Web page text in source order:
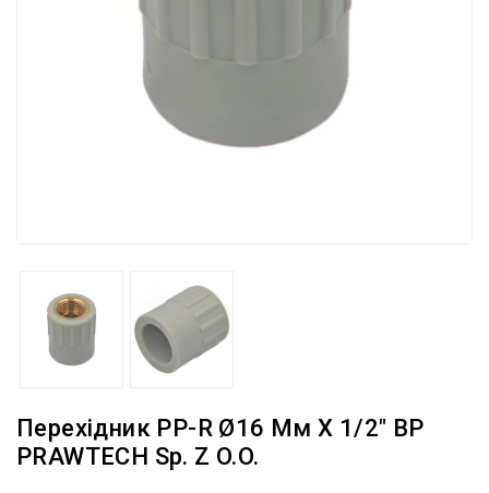
Перехідник PP-R Ø16 Мм X 1/2″ ВР
PRAWTECH Sp. Z O.o.